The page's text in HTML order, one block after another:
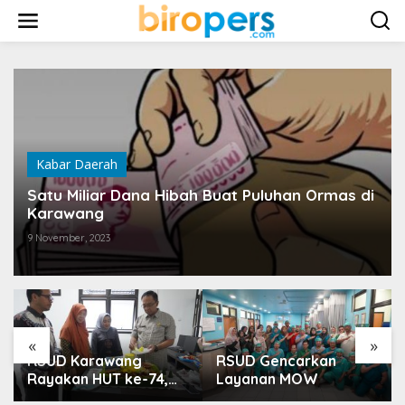
w
Kabar Daerah
Satu Miliar Dana Hibah Buat Puluhan Ormas di
Karawang
9 November, 2023
« »
RSUD Karawang
Rayakan HUT ke-74,
RSUD Gencarkan
Layanan MOW